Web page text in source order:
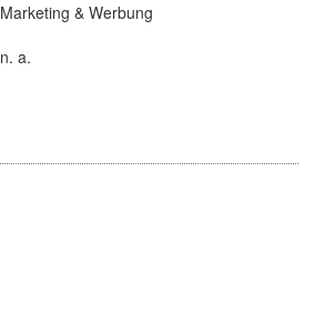
Marketing & Werbung
n. a.